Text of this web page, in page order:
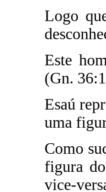
Logo
Este
(Gn.
Esaú
uma
Como
figura
vice-